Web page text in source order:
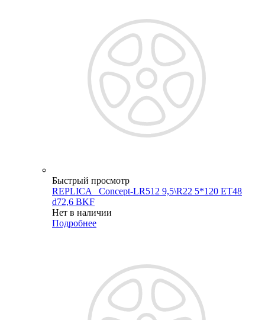
Быстрый просмотр
REPLICA _Concept-LR512 9,5\R22 5*120 ET48
d72,6 BKF
Нет в наличии
Подробнее